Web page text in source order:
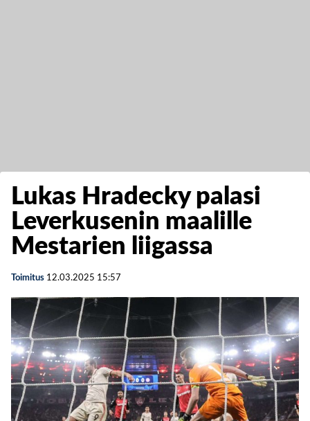
Lukas Hradecky palasi
Leverkusenin maalille
Mestarien liigassa
Toimitus 12.03.2025 15:57